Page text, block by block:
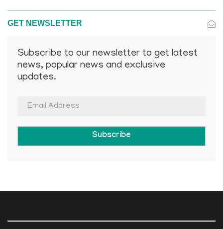
GET NEWSLETTER
Subscribe to our newsletter to get latest
news, popular news and exclusive
updates.
Subscribe